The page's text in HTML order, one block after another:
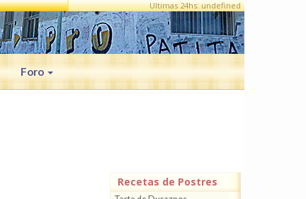
Ultimas 24hs: undefined
Foro
Recetas de Postres